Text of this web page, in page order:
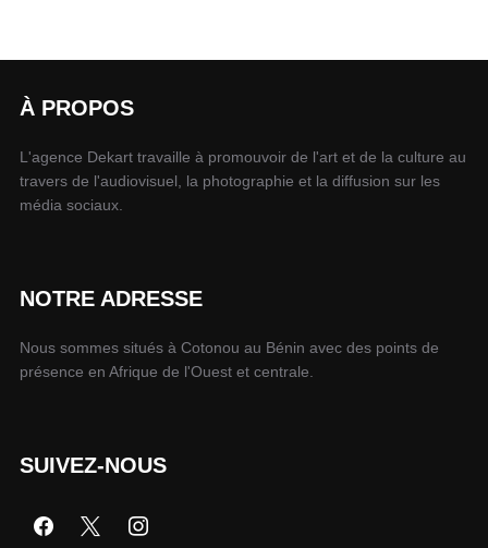
À PROPOS
L'agence Dekart travaille à promouvoir de l'art et de la culture au
travers de l'audiovisuel, la photographie et la diffusion sur les
média sociaux.
NOTRE ADRESSE
Nous sommes situés à Cotonou au Bénin avec des points de
présence en Afrique de l'Ouest et centrale.
SUIVEZ-NOUS